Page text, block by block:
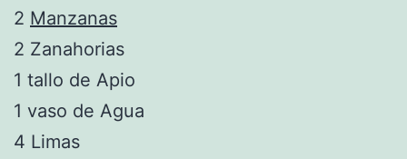
2 Manzanas
2 Zanahorias
1 tallo de Apio
1 vaso de Agua
4 Limas